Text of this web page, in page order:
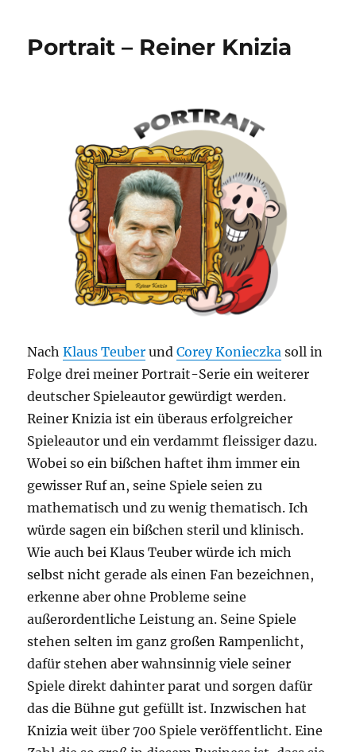
–
Portrait – Reiner Knizia
NachKlaus Teuber undCorey Konieczka soll in
Folge drei meiner Portrait-Serie ein weiterer
deutscher Spieleautor gewürdigt werden.
Reiner Knizia ist ein überaus erfolgreicher
Spieleautor und ein verdammt fleissiger dazu.
Wobei so ein bißchen haftet ihm immer ein
gewisser Ruf an, seine Spiele seien zu
mathematisch und zu wenig thematisch. Ich
würde sagen ein bißchen steril und klinisch.
Wie auch bei Klaus Teuber würde ich mich
selbst nicht gerade als einen Fan bezeichnen,
erkenne aber ohne Probleme seine
außerordentliche Leistung an. Seine Spiele
stehen selten im ganz großen Rampenlicht,
dafür stehen aber wahnsinnig viele seiner
Spiele direkt dahinter parat und sorgen dafür
das die Bühne gut gefüllt ist. Inzwischen hat
Knizia weit über 700 Spiele veröffentlicht. Eine